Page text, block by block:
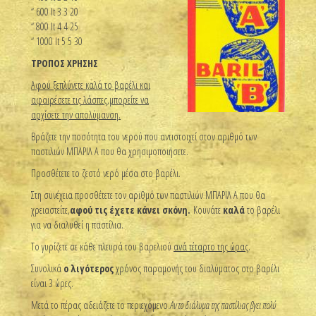
“ 600 lt 3 3 20
“ 800 lt 4 4 25
“ 1000 lt 5 5 30
ΤΡΟΠΟΣ ΧΡΗΣΗΣ
Αφού ξεπλύνετε καλά το βαρέλι και
αφαιρέσετε τις λάσπες,μπορείτε να
αρχίσετε την απολύμανση.
Βράζετε την ποσότητα του νερού που αντιστοιχεί στον αριθμό των
παστιλιών ΜΠΑΡΙΛ Α που θα χρησιμοποιήσετε.
Προσθέτετε το ζεστό νερό μέσα στο βαρέλι.
Στη συνέχεια προσθέτετε τον αριθμό των παστιλιών ΜΠΑΡΙΛ Α που θα
χρειαστείτε,αφού τις έχετε κάνει σκόνη. Κουνάτεκαλάτο βαρέλι
για να διαλυθεί η παστίλια.
Το γυρίζετε σε κάθε πλευρά του βαρελιούανά τέταρτο της ώρας.
Συνολικά ο λιγότεροςχρόνος παραμονής του διαλύματος στο βαρέλι
είναι 3 ώρες.
Μετά το πέρας αδειάζετε το περιεχόμενο.Αν το διάλυμα της παστίλιας βγει πολύ